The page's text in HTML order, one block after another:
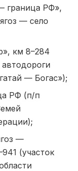
граница РФ»,
— село
км 8–284
— Богас»);
РФ (п/п
—
(участок